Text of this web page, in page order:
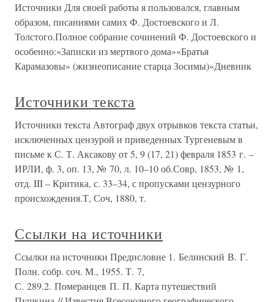
Источники Для своей работы я пользовался, главным
образом, писаниями самих Ф. Достоевского и Л.
Толстого.Полное собрание сочинений Ф. Достоевского и
особенно:«Записки из мертвого дома»«Братья
Карамазовы» (жизнеописание старца Зосимы)«Дневник
Источники текста
Источники текста Автограф двух отрывков текста статьи,
исключенных цензурой и приведенных Тургеневым в
письме к С. Т. Аксакову от 5, 9 (17, 21) февраля 1853 г. –
ИРЛИ, ф. 3, оп. 13, № 70, л. 10–10 об.Совр, 1853, № 1,
отд. III – Критика, с. 33–34, с пропусками цензурного
происхождения.Т, Соч, 1880, т.
Ссылки на источники
Ссылки на источники Предисловие 1. Белинский В. Г.
Полн. собр. соч. М., 1955. Т. 7,
С. 289.2. Померанцев П. П. Карта путешествий